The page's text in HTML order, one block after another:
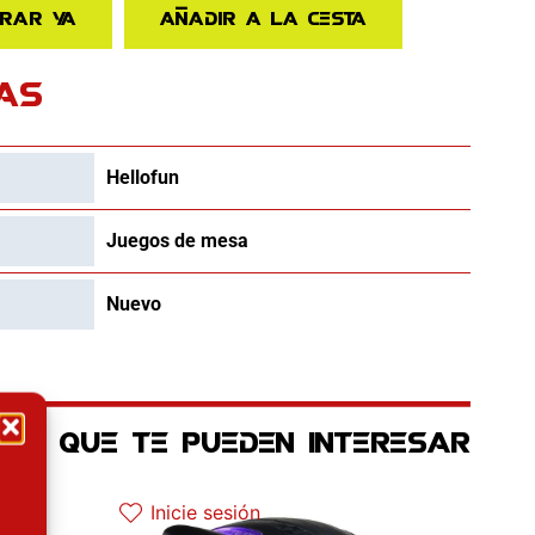
ya Añadir a la cesta
Hellofun
Juegos de mesa
Nuevo
QUE TE PUEDEN INTERESAR
Inicie sesión